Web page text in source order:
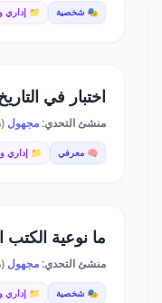
🎭 شخصية 📁 إداري
اختبار في
منشئ التحدي:مجهول
🧠 معرفي 📁 إداري
ما نوعية الكتب
منشئ التحدي:مجهول
🎭 شخصية 📁 إداري